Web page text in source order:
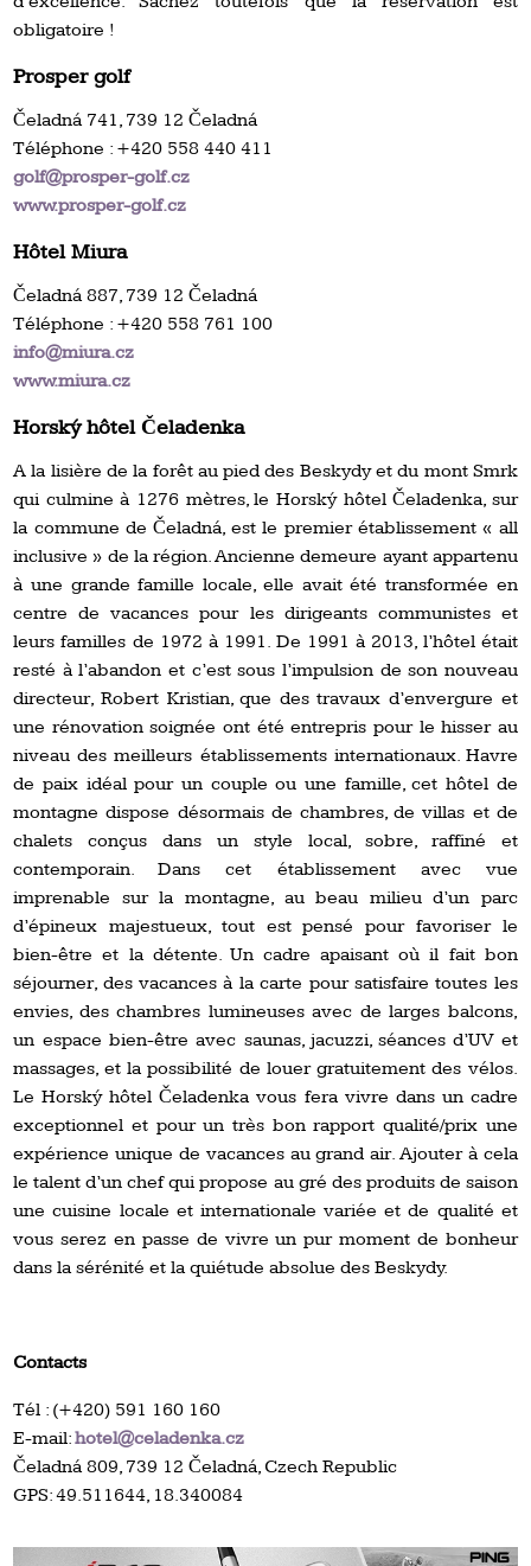
obligatoire !
Prosper golf
Čeladná 741, 739 12 Čeladná
Téléphone : +420 558 440 411
golf@prosper-golf.cz
www.prosper-golf.cz
Hôtel Miura
Čeladná 887, 739 12 Čeladná
Téléphone : +420 558 761 100
info@miura.cz
www.miura.cz
Horský hôtel Čeladenka
A la lisière de la forêt au pied des Beskydy et du mont Smrk
qui culmine à 1276 mètres, le Horský hôtel Čeladenka, sur
la commune de Čeladná, est le premier établissement « all
inclusive » de la région. Ancienne demeure ayant appartenu
à une grande famille locale, elle avait été transformée en
centre de vacances pour les dirigeants communistes et
leurs familles de 1972 à 1991. De 1991 à 2013, l’hôtel était
resté à l’abandon et c’est sous l’impulsion de son nouveau
directeur, Robert Kristian, que des travaux d’envergure et
une rénovation soignée ont été entrepris pour le hisser au
niveau des meilleurs établissements internationaux. Havre
de paix idéal pour un couple ou une famille, cet hôtel de
montagne dispose désormais de chambres, de villas et de
chalets conçus dans un style local, sobre, raffiné et
contemporain. Dans cet établissement avec vue
imprenable sur la montagne, au beau milieu d’un parc
d’épineux majestueux, tout est pensé pour favoriser le
bien-être et la détente. Un cadre apaisant où il fait bon
séjourner, des vacances à la carte pour satisfaire toutes les
envies, des chambres lumineuses avec de larges balcons,
un espace bien-être avec saunas, jacuzzi, séances d’UV et
massages, et la possibilité de louer gratuitement des vélos.
Le Horský hôtel Čeladenka vous fera vivre dans un cadre
exceptionnel et pour un très bon rapport qualité/prix une
expérience unique de vacances au grand air. Ajouter à cela
le talent d’un chef qui propose au gré des produits de saison
une cuisine locale et internationale variée et de qualité et
vous serez en passe de vivre un pur moment de bonheur
dans la sérénité et la quiétude absolue des Beskydy.
Contacts
Tél : (+420) 591 160 160
E-mail:hotel@celadenka.cz
Čeladná 809, 739 12 Čeladná, Czech Republic
GPS: 49.511644, 18.340084